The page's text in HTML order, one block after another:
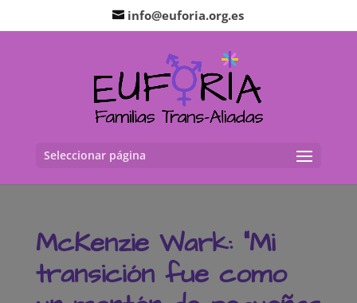
info@euforia.org.es
Seleccionar página
McKenzie Wark: “Mi
transición fue como